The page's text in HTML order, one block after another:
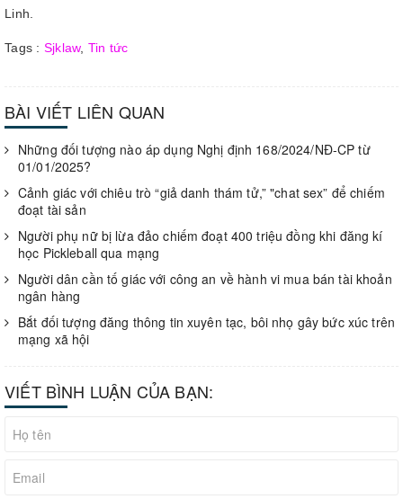
Linh.
Tags : Sjklaw, Tin tức
BÀI VIẾT LIÊN QUAN
Những đối tượng nào áp dụng Nghị định 168/2024/NĐ-CP từ
01/01/2025?
Cảnh giác với chiêu trò “giả danh thám tử,” "chat sex” để chiếm
đoạt tài sản
Người phụ nữ bị lừa đảo chiếm đoạt 400 triệu đồng khi đăng kí
học Pickleball qua mạng
Người dân cần tố giác với công an về hành vi mua bán tài khoản
ngân hàng
Bắt đối tượng đăng thông tin xuyên tạc, bôi nhọ gây bức xúc trên
mạng xã hội
VIẾT BÌNH LUẬN CỦA BẠN: